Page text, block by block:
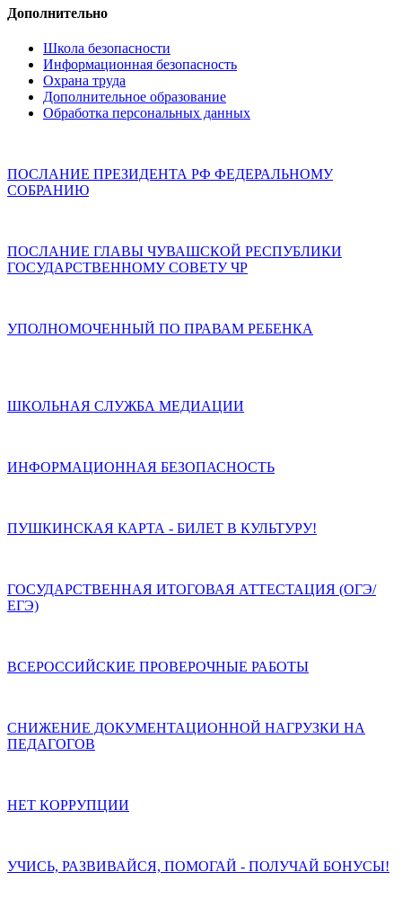
Дополнительно
Школа безопасности
Информационная безопасность
Охрана труда
Дополнительное образование
Обработка персональных данных
ПОСЛАНИЕ ПРЕЗИДЕНТА РФ ФЕДЕРАЛЬНОМУ
СОБРАНИЮ
ПОСЛАНИЕ ГЛАВЫ ЧУВАШСКОЙ РЕСПУБЛИКИ
ГОСУДАРСТВЕННОМУ СОВЕТУ ЧР
УПОЛНОМОЧЕННЫЙ ПО ПРАВАМ РЕБЕНКА
ШКОЛЬНАЯ СЛУЖБА МЕДИАЦИИ
ИНФОРМАЦИОННАЯ БЕЗОПАСНОСТЬ
ПУШКИНСКАЯ КАРТА - БИЛЕТ В КУЛЬТУРУ!
ГОСУДАРСТВЕННАЯ ИТОГОВАЯ АТТЕСТАЦИЯ (ОГЭ/
ЕГЭ)
ВСЕРОССИЙСКИЕ ПРОВЕРОЧНЫЕ РАБОТЫ
СНИЖЕНИЕ ДОКУМЕНТАЦИОННОЙ НАГРУЗКИ НА
ПЕДАГОГОВ
НЕТ КОРРУПЦИИ
УЧИСЬ, РАЗВИВАЙСЯ, ПОМОГАЙ - ПОЛУЧАЙ БОНУСЫ!